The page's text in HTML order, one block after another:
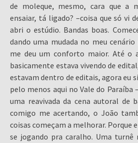
de moleque, mesmo, cara que a
ensaiar, tá ligado? –coisa que só vi
abri o estúdio. Bandas boas.
dando uma mudada no meu
me deu um conforto maior. Até o
basicamente estava vivendo de
estavam dentro de editais, agora eu
pelo menos aqui no Vale do Paraíba
uma reavivada da cena autoral de
comigo me acertando, o João
coisas começam a melhorar. Porque
se jogando pra caralho. Uma turnê